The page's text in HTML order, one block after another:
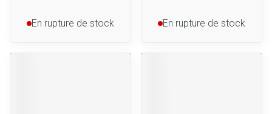
En rupture de stock En rupture de stock